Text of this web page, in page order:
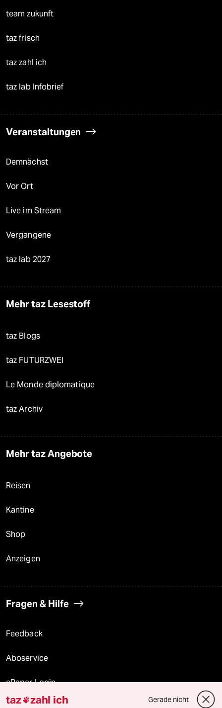
team zukunft
taz frisch
taz zahl ich
taz lab Infobrief
Veranstaltungen
Demnächst
Vor Ort
Live im Stream
Vergangene
taz lab 2027
Mehr taz Lesestoff
taz Blogs
taz FUTURZWEI
Le Monde diplomatique
taz Archiv
Mehr taz Angebote
Reisen
Kantine
Shop
Anzeigen
Fragen & Hilfe
Feedback
Aboservice
ePaper Login
taz zahl ich Gerade nicht